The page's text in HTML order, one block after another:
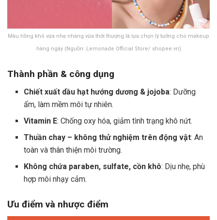
Màu hồng khô vừa nhẹ nhàng vừa thời thượng là lựa chọn lý tưởng cho makeup
hàng ngày (Nguồn: Lemonade Official Store/ shopee.vn)
Thành phần & công dụng
Chiết xuất dầu hạt hướng dương & jojoba: Dưỡng
ẩm, làm mềm môi tự nhiên.
Vitamin E: Chống oxy hóa, giảm tình trạng khô nứt.
Thuần chay – không thử nghiệm trên động vật: An
toàn và thân thiện môi trường.
Không chứa paraben, sulfate, cồn khô: Dịu nhẹ, phù
hợp môi nhạy cảm.
Ưu điểm và nhược điểm